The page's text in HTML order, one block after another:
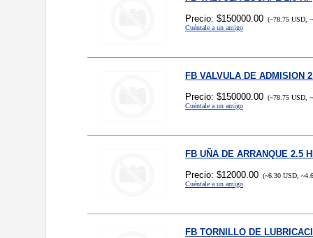
Precio: $150000.00 (~78.75 USD,
Cuéntale a un amigo
FB VALVULA DE ADMISION
Precio: $150000.00 (~78.75 USD,
Cuéntale a un amigo
FB UÑA DE ARRANQUE 2.5
Precio: $12000.00 (~6.30 USD,
Cuéntale a un amigo
FB TORNILLO DE